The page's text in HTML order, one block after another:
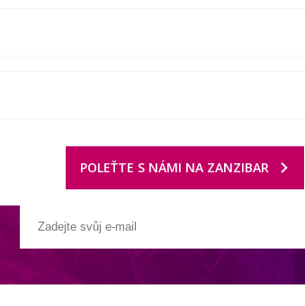
POLEŤTE S NÁMI NA ZANZIBAR